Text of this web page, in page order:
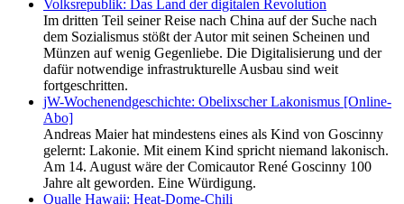
Volksrepublik: Das Land der digitalen Revolution
Im dritten Teil seiner Reise nach China auf der Suche nach
dem Sozialismus stößt der Autor mit seinen Scheinen und
Münzen auf wenig Gegenliebe. Die Digitalisierung und der
dafür notwendige infrastrukturelle Ausbau sind weit
fortgeschritten.
jW-Wochenendgeschichte: Obelixscher Lakonismus [Online-
Abo]
Andreas Maier hat mindestens eines als Kind von Goscinny
gelernt: Lakonie. Mit einem Kind spricht niemand lakonisch.
Am 14. August wäre der Comicautor René Goscinny 100
Jahre alt geworden. Eine Würdigung.
Qualle Hawaii: Heat-Dome-Chili